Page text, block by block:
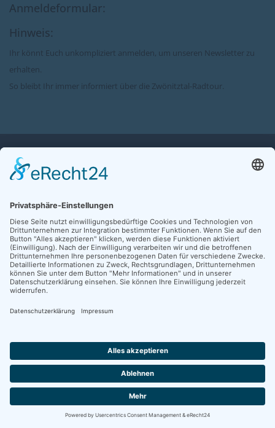
Anmeldeformular:
Hinweis:
Ihr könnt Euch unkompliziert anmelden, um unseren Newsletter zu
erhalten.
So bleibt Ihr immer informiert über die Zwönitztal-Radtour.
Zwönitztal-Radtour
TEILNAHMEBEDINGUNGEN
SPONSOREN
KONTAKT
ANFAHRT
IMPRESSUM
COOKIE-EINSTELLUNGEN
KLAUS-NEUKIRCHNER-RUNDE
ARCHIV
TOUR 2022